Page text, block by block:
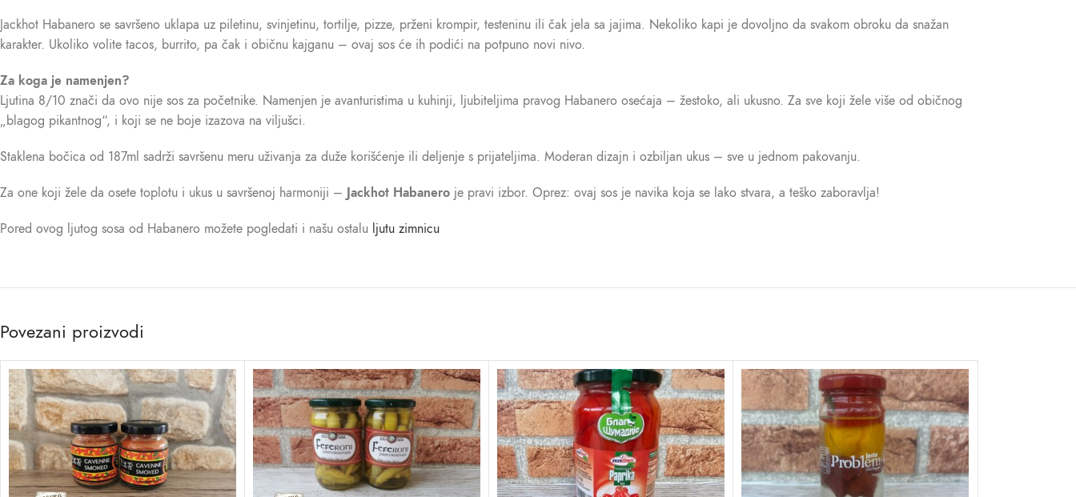
Jackhot Habanero se savršeno uklapa uz piletinu, svinjetinu, tortilje, pizze, prženi krompir, testeninu ili čak jela sa jajima. Nekoliko kapi je dovoljno da svakom obroku da snažan
karakter. Ukoliko volite tacos, burrito, pa čak i običnu kajganu – ovaj sos će ih podići na potpuno novi nivo.
Za koga je namenjen?
Ljutina 8/10 znači da ovo nije sos za početnike. Namenjen je avanturistima u kuhinji, ljubiteljima pravog Habanero osećaja – žestoko, ali ukusno. Za sve koji žele više od običnog
„blagog pikantnog“, i koji se ne boje izazova na viljušci.
Staklena bočica od 187ml sadrži savršenu meru uživanja za duže korišćenje ili deljenje s prijateljima. Moderan dizajn i ozbiljan ukus – sve u jednom pakovanju.
Za one koji žele da osete toplotu i ukus u savršenoj harmoniji – Jackhot Habanero je pravi izbor. Oprez: ovaj sos je navika koja se lako stvara, a teško zaboravlja!
Pored ovog ljutog sosa od Habanero možete pogledati i našu ostalu ljutu zimnicu
Povezani proizvodi